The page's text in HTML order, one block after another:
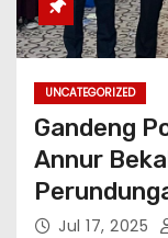
UNCATEGORIZED
Gandeng
Annur
Jul 17, 2025